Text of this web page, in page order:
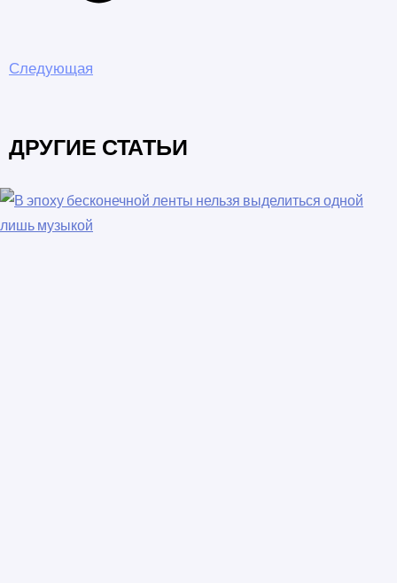
Следующая
ДРУГИЕ СТАТЬИ